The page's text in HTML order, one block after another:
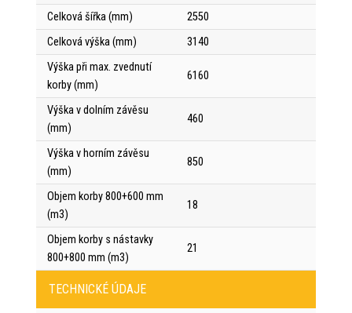
Celková šířka (mm)
2550
Celková výška (mm)
3140
Výška při max. zvednutí
korby (mm)
6160
Výška v dolním závěsu
(mm)
460
Výška v horním závěsu
(mm)
850
Objem korby 800+600 mm
(m3)
18
Objem korby s nástavky
800+800 mm (m3)
21
TECHNICKÉ ÚDAJE